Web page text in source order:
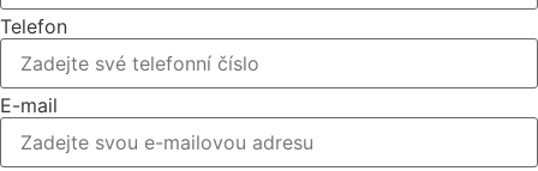
Telefon
E-mail